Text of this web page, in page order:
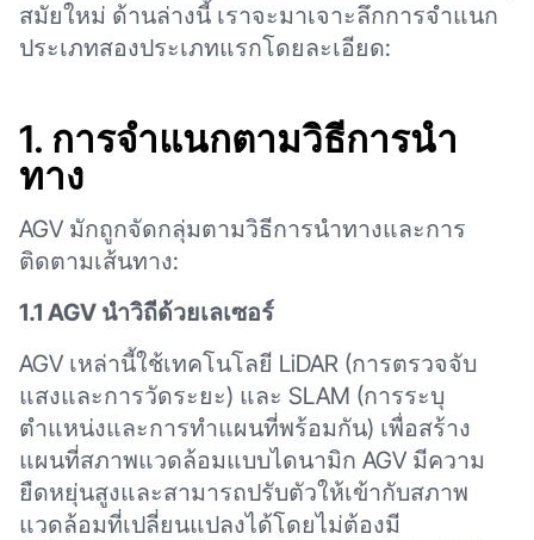
สมัยใหม่ ด้านล่างนี้ เราจะมาเจาะลึกการจำแนก
ประเภทสองประเภทแรกโดยละเอียด:
1. การจำแนกตามวิธีการนำ
ทาง
AGV มักถูกจัดกลุ่มตามวิธีการนำทางและการ
ติดตามเส้นทาง:
1.1 AGV นำวิถีด้วยเลเซอร์
AGV เหล่านี้ใช้เทคโนโลยี LiDAR (การตรวจจับ
แสงและการวัดระยะ) และ SLAM (การระบุ
ตำแหน่งและการทำแผนที่พร้อมกัน) เพื่อสร้าง
แผนที่สภาพแวดล้อมแบบไดนามิก AGV มีความ
ยืดหยุ่นสูงและสามารถปรับตัวให้เข้ากับสภาพ
แวดล้อมที่เปลี่ยนแปลงได้โดยไม่ต้องมี